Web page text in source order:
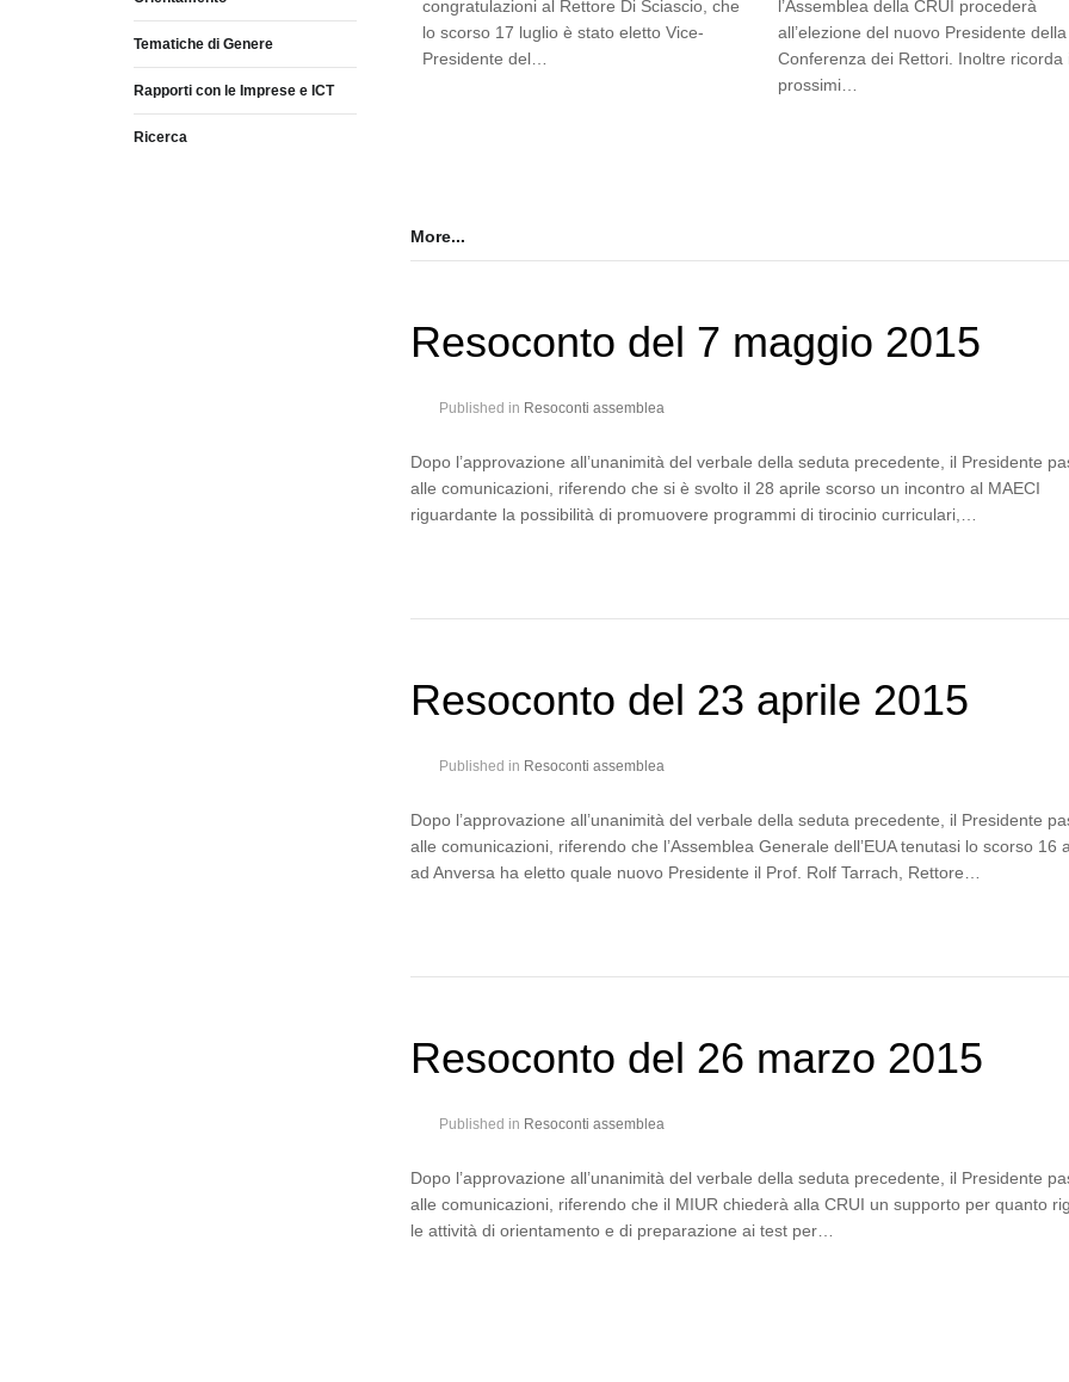
congratulazioni al Rettore Di Sciascio, che
lo scorso 17 luglio è stato eletto Vice-
Presidente del…
l’Assemblea della CRUI procederà
all’elezione del nuovo Presidente della
Conferenza dei Rettori. Inoltre ricorda
prossimi…
More...
Resoconto del 7 maggio 2015
Published in Resoconti assemblea
Dopo l’approvazione all’unanimità del verbale della seduta precedente, il Presidente
alle comunicazioni, riferendo che si è svolto il 28 aprile scorso un incontro al MAECI
riguardante la possibilità di promuovere programmi di tirocinio curriculari,…
Resoconto del 23 aprile 2015
Published in Resoconti assemblea
Dopo l’approvazione all’unanimità del verbale della seduta precedente, il Presidente
alle comunicazioni, riferendo che l’Assemblea Generale dell’EUA tenutasi lo scorso 16
ad Anversa ha eletto quale nuovo Presidente il Prof. Rolf Tarrach, Rettore…
Resoconto del 26 marzo 2015
Published in Resoconti assemblea
Dopo l’approvazione all’unanimità del verbale della seduta precedente, il Presidente
alle comunicazioni, riferendo che il MIUR chiederà alla CRUI un supporto per quanto
le attività di orientamento e di preparazione ai test per…
Tematiche di Genere
Rapporti con le Imprese e ICT
Ricerca